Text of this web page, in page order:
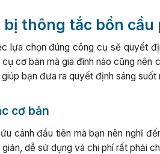
thông tắc bồn cầu
lựa chọn đúng công cụ sẽ quyết
cơ bản mà gia đình nào cũng
bạn đưa ra quyết định sáng suốt
cơ bản
cánh đầu tiên mà bạn nên nghĩ
dễ sử dụng và chi phí rất phải